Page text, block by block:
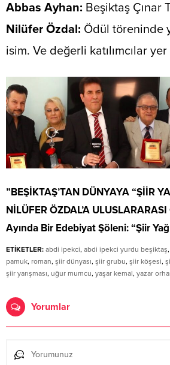
​Abbas Ayhan: Beşiktaş Çınar
​Nilüfer Özdal: Ödül töreninde
isim. Ve değerli katılımcılar
”BEŞİKTAŞ’TAN DÜNYAYA “ŞİİR
NİLÜFER ÖZDAL’A
Ayında Bir Edebiyat Şöleni: “Şiir
ETİKETLER: abdi ipekci, abdi ipekci yurdu beşiktaş,
pamuk, roman, şiir dünyası, şiir grubu, şiir köşesi,
şiir yarışması, uğur mumcu, yaşar kemal, yazar
Yorumlar